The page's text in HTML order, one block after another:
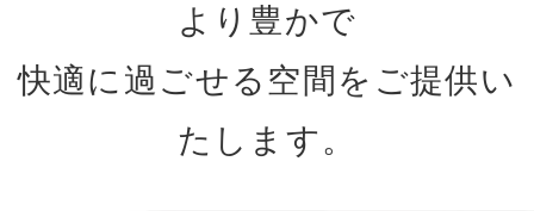
より豊かで
快適に過ごせる空間をご提供い
たします。